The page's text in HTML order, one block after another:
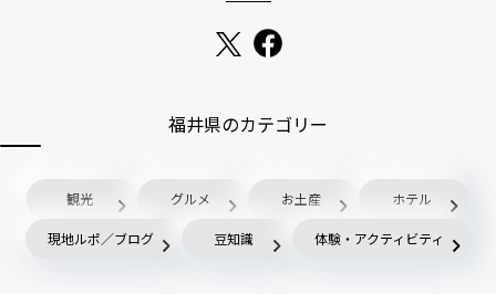
福井県のカテゴリー
観光 グルメ お土産 ホテル
現地ルポ／ブログ 豆知識 体験・アクティビティ